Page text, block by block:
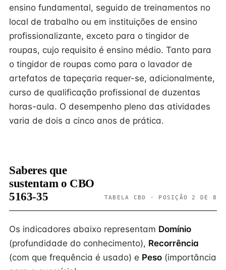
ensino fundamental, seguido de treinamentos no
local de trabalho ou em instituições de ensino
profissionalizante, exceto para o tingidor de
roupas, cujo requisito é ensino médio. Tanto para
o tingidor de roupas como para o lavador de
artefatos de tapeçaria requer-se, adicionalmente,
curso de qualificação profissional de duzentas
horas-aula. O desempenho pleno das atividades
varia de dois a cinco anos de prática.
Saberes que
sustentam o CBO
5163-35
TABELA CBO · POSIÇÃO 2 DE 8
Os indicadores abaixo representam Domínio
(profundidade do conhecimento), Recorrência
(com que frequência é usado) e Peso (importância